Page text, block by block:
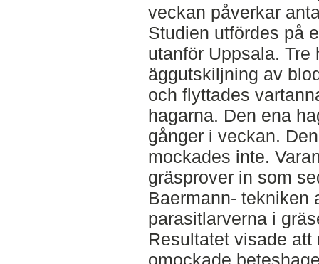
veckan påverkar
Studien utfördes på
utanför Uppsala. Tre
äggutskiljning av
och flyttades
hagarna. Den ena
gånger i veckan.
mockades inte.
gräsprover in som
Baermann- tekniken
parasitlarverna i
Resultatet visade
omockade